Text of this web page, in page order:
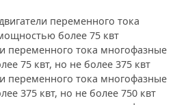
переменного тока
более 75 квт
переменного тока многофазные
75 квт, но не более 375 квт
переменного тока многофазные
375 квт, но не более 750 квт